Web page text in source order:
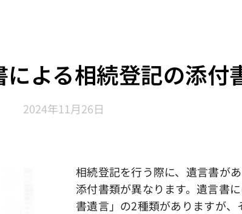
による相続登記の添付
2024年11月26日
相続登記を行う際に、遺言書が
添付書類が異なります。遺言書
書遺言」の2種類がありますが